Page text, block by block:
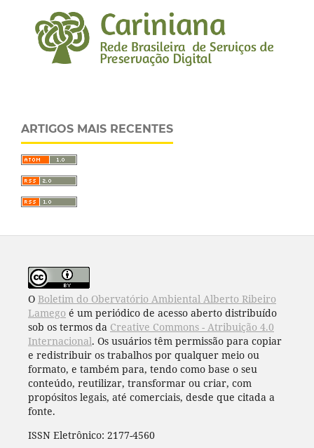
ARTIGOS MAIS RECENTES
O Boletim do Obervatório Ambiental Alberto Ribeiro
Lamego é um periódico de acesso aberto distribuído
sob os termos da Creative Commons - Atribuição 4.0
Internacional. Os usuários têm permissão para copiar
e redistribuir os trabalhos por qualquer meio ou
formato, e também para, tendo como base o seu
conteúdo, reutilizar, transformar ou criar, com
propósitos legais, até comerciais, desde que citada a
fonte.
ISSN Eletrônico: 2177-4560